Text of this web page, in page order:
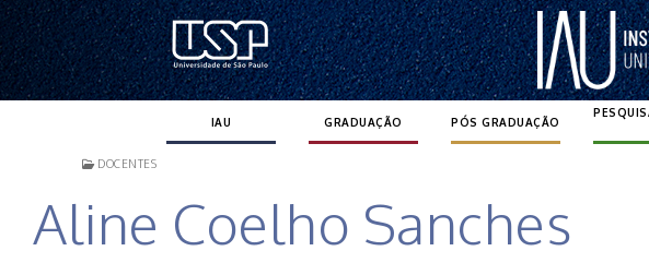
Pular
para
o
IAU GRADUAÇÃO PÓS GRADUAÇÃO
DOCENTES
Aline Coelho Sanches